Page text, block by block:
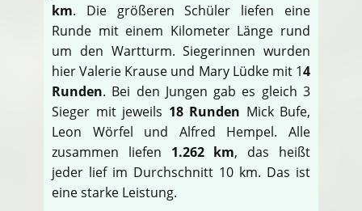
km. Die größeren Schüler liefen eine
Runde mit einem Kilometer Länge rund
um den Wartturm. Siegerinnen wurden
hier Valerie Krause und Mary Lüdke mit 14
Runden. Bei den Jungen gab es gleich 3
Sieger mit jeweils 18 Runden Mick Bufe,
Leon Wörfel und Alfred Hempel. Alle
zusammen liefen 1.262 km, das heißt
jeder lief im Durchschnitt 10 km. Das ist
eine starke Leistung.